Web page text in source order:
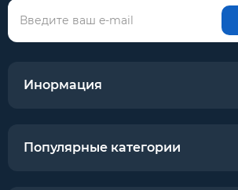
Инормация
Популярные категории